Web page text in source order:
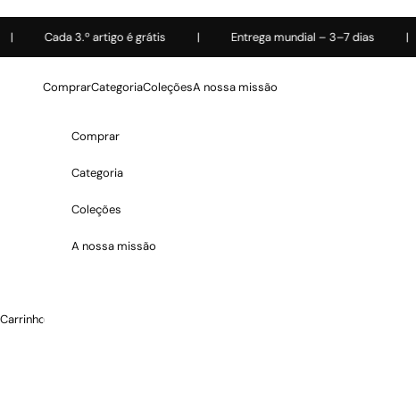
Cada 3.º artigo é grátis Entrega mundial – 3–7 dias
ComprarCategoriaColeçõesA nossa missão
Comprar
Categoria
Coleções
A nossa missão
Carrinho